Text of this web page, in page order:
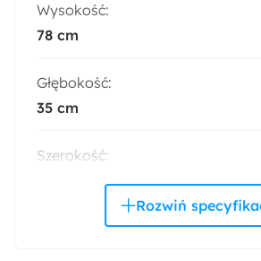
Wysokość:
78 cm
Głębokość:
35 cm
Szerokość: